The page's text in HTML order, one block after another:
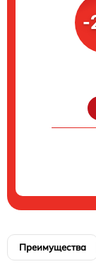
-
Преимущества